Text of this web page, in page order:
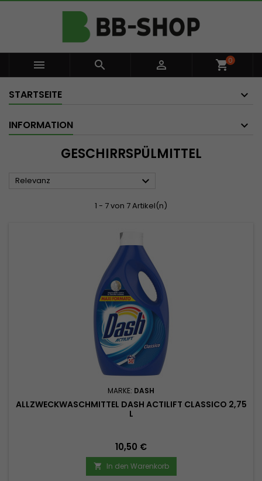
   shopping_cart0
STARTSEITE
INFORMATION
GESCHIRRSPÜLMITTEL
Relevanz 
1 - 7 von 7 Artikel(n)
MARKE: DASH
ALLZWECKWASCHMITTEL DASH ACTILIFT CLASSICO 2,75
L
Preis
10,50 €
 In den Warenkorb